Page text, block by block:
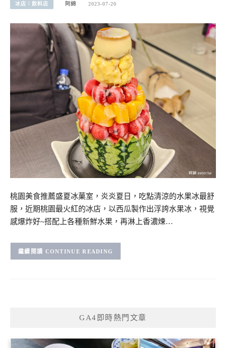
冰店︱飲料店 阿綿 2023-07-20
桃園美食推薦盛夏冰菓室，炎炎夏日，吃點清涼的水果冰最舒
服，近期桃園最火紅的冰店，以西瓜製作出浮誇水果冰，視覺
感爆炸好~搭配上各種新鮮水果，再淋上香濃煉…
CONTINUE READING
GA4即時熱門文章